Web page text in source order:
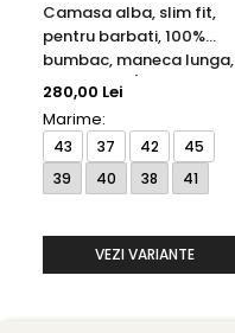
Camasa alba, slim fit,
pentru barbati, 100%
bumbac, maneca lunga,
model 1100/00 F170
280,00 Lei
Marime:
43 37 42
45
39
40 38 41
VEZI VARIANTE